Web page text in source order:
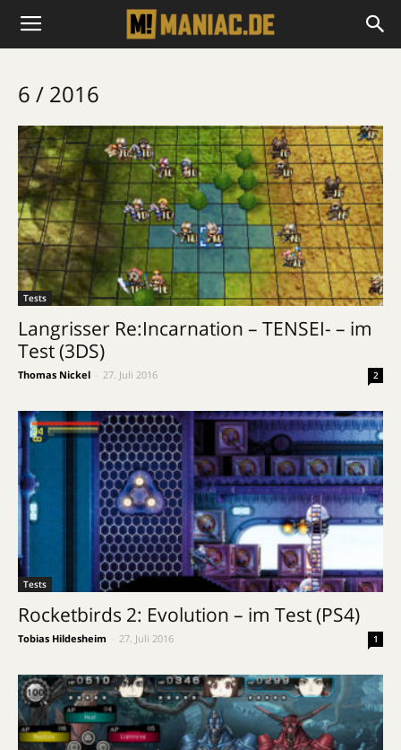
6 / 2016
Tests
Langrisser Re:Incarnation – TENSEI- – im
Test (3DS)
Thomas Nickel 27. Juli 2016 2
Tests
Rocketbirds 2: Evolution – im Test (PS4)
Tobias Hildesheim 27. Juli 2016 1